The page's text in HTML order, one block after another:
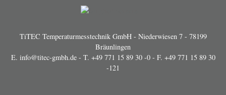
TiTEC Temperaturmesstechnik GmbH - Niederwiesen 7 - 78199
Bräunlingen
E. info@titec-gmbh.de- T. +49 771 15 89 30 -0- F. +49 771 15 89 30
-121